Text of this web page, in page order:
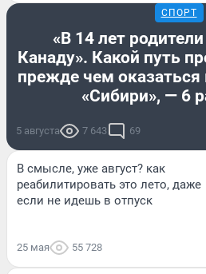
СПОРТ
«В 14 лет
Канаду». Какой путь
прежде чем оказаться
«Сибири», — 6
5 августа 7 643 69
В смысле, уже август? как
реабилитировать это лето, даже
если не идешь в отпуск
25 мая 55 728